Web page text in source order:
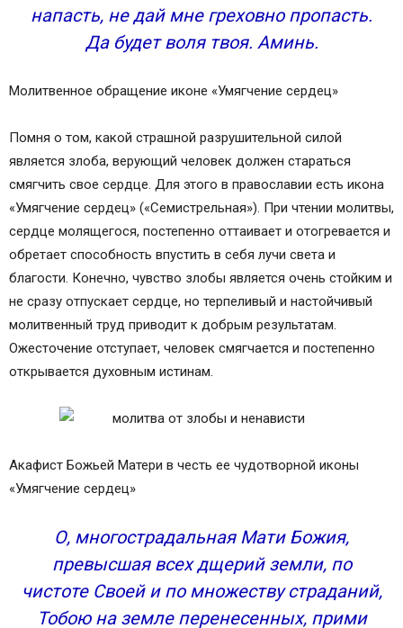
напасть, не дай мне греховно пропасть.
Да будет воля твоя. Аминь.
Молитвенное обращение иконе «Умягчение сердец»
Помня о том, какой страшной разрушительной силой
является злоба, верующий человек должен стараться
смягчить свое сердце. Для этого в православии есть икона
«Умягчение сердец» («Семистрельная»). При чтении молитвы,
сердце молящегося, постепенно оттаивает и отогревается и
обретает способность впустить в себя лучи света и
благости. Конечно, чувство злобы является очень стойким и
не сразу отпускает сердце, но терпеливый и настойчивый
молитвенный труд приводит к добрым результатам.
Ожесточение отступает, человек смягчается и постепенно
открывается духовным истинам.
Акафист Божьей Матери в честь ее чудотворной иконы
«Умягчение сердец»
О, многострадальная Мати Божия,
превысшая всех дщерий земли, по
чистоте Своей и по множеству страданий,
Тобою на земле перенесенных, прими